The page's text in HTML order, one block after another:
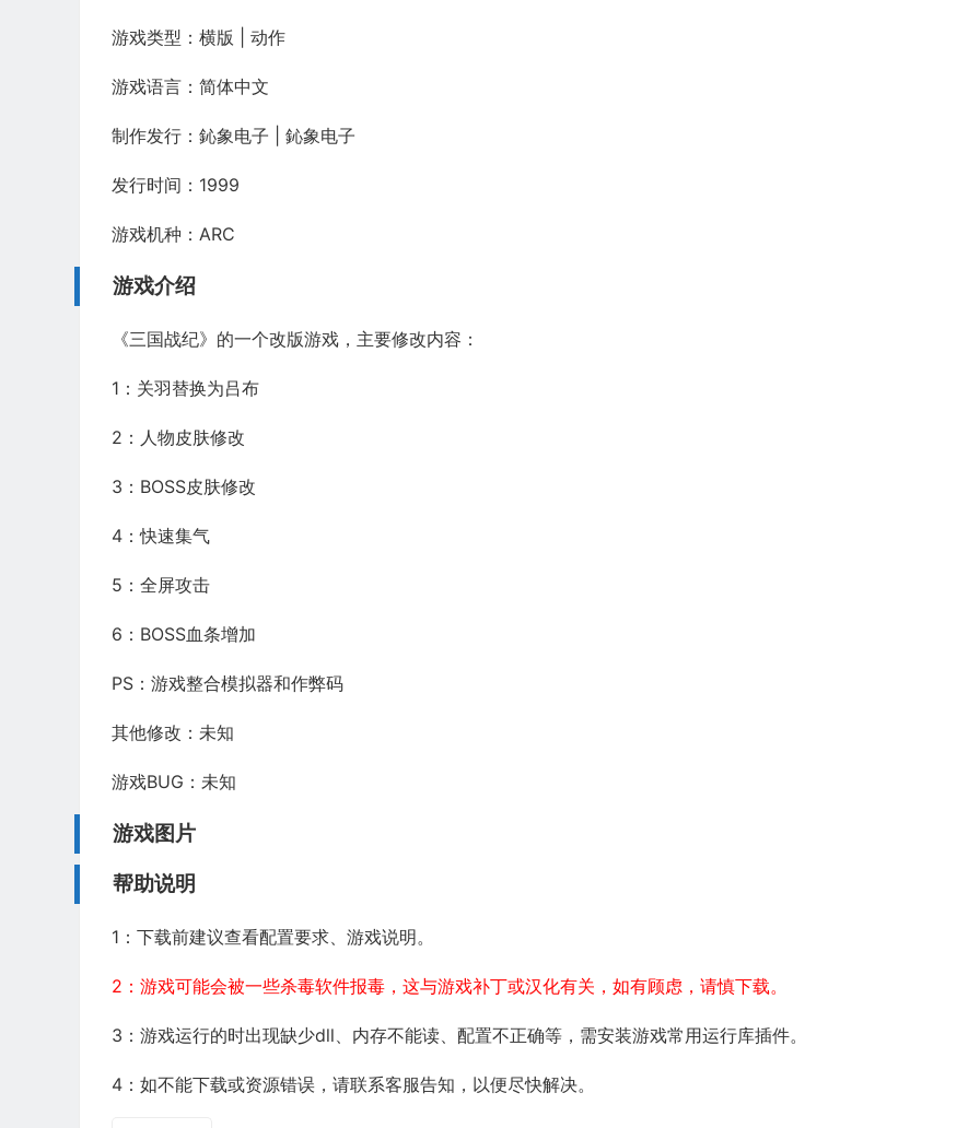
游戏类型：横版 | 动作
游戏语言：简体中文
制作发行：鈊象电子 | 鈊象电子
发行时间：1999
游戏机种：ARC
游戏介绍
《三国战纪》的一个改版游戏，主要修改内容：
1：关羽替换为吕布
2：人物皮肤修改
3：BOSS皮肤修改
4：快速集气
5：全屏攻击
6：BOSS血条增加
PS：游戏整合模拟器和作弊码
其他修改：未知
游戏BUG：未知
游戏图片
帮助说明
1：下载前建议查看配置要求、游戏说明。
2：游戏可能会被一些杀毒软件报毒，这与游戏补丁或汉化有关，如有顾虑，请慎下载。
3：游戏运行的时出现缺少dll、内存不能读、配置不正确等，需安装游戏常用运行库插件。
4：如不能下载或资源错误，请联系客服告知，以便尽快解决。